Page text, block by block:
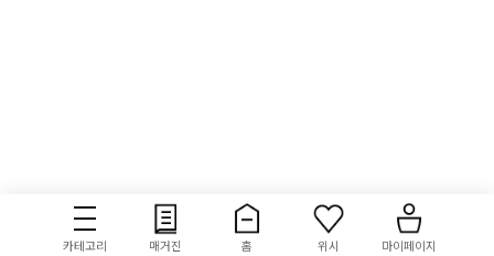
카테고리 매거진 홈 위시 마이페이지